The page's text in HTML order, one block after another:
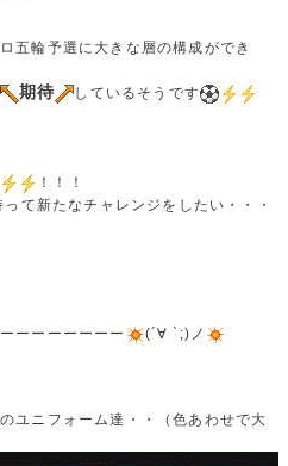
五輪予選に大きな層の構成ができ
期待
しているそうです
！！！
て新たなチャレンジをしたい・・・
ーーーーーーー
(´∀ `;)ノ
ユニフォーム達・・（色あわせで大